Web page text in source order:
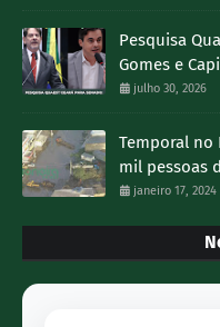
Pesquisa
Gomes e
julho 30, 2026
Temporal no
mil pessoas
janeiro 17, 2024